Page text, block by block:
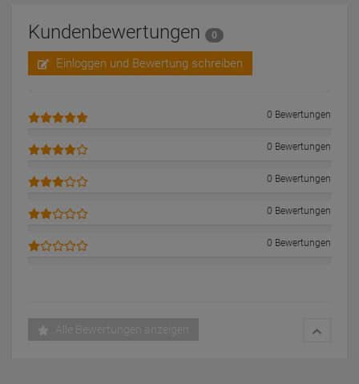
Kundenbewertungen 0
Einloggen und Bewertung schreiben
0 Bewertungen
0 Bewertungen
0 Bewertungen
0 Bewertungen
0 Bewertungen
Alle Bewertungen anzeigen